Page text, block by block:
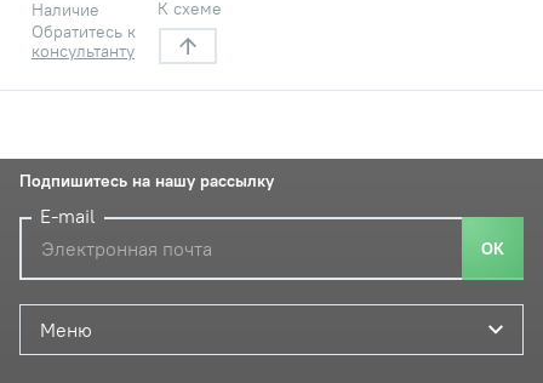
Наличие
Обратитесь к
консультанту
К схеме
Меню
Подпишитесь на нашу рассылку
E-mail
ОК